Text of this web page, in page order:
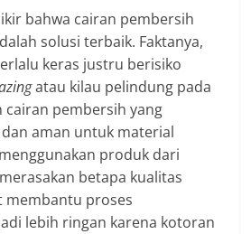
bahwa cairan pembersih
solusi terbaik. Faktanya,
keras justru berisiko
atau kilau pelindung pada
cairan pembersih yang
aman untuk material
produk dari
betapa kualitas
membantu proses
lebih ringan karena kotoran